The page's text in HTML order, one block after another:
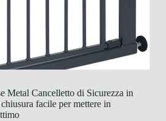
Metal Cancelletto di Sicurezza in
facile per mettere in